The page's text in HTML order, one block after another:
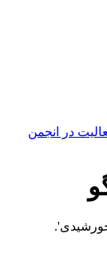
در انجمن